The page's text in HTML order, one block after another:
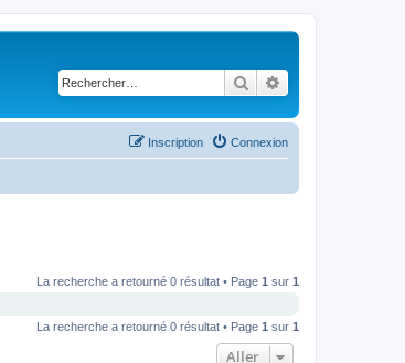
Rechercher
Connexion
Inscription
La recherche a retourné 0 résultat • Page 1 sur 1
La recherche a retourné 0 résultat • Page 1 sur 1
Aller